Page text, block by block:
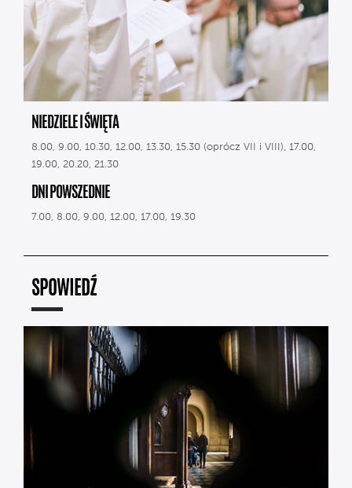
NIEDZIELE I ŚWIĘTA
8.00, 9.00, 10.30, 12.00, 13.30, 15.30 (oprócz VII i VIII), 17.00,
19.00, 20.20, 21.30
DNI POWSZEDNIE
7.00, 8.00, 9.00, 12.00, 17.00, 19.30
SPOWIEDŹ